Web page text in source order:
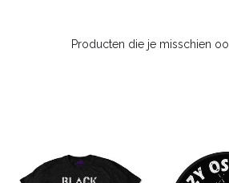
Producten die je misschien